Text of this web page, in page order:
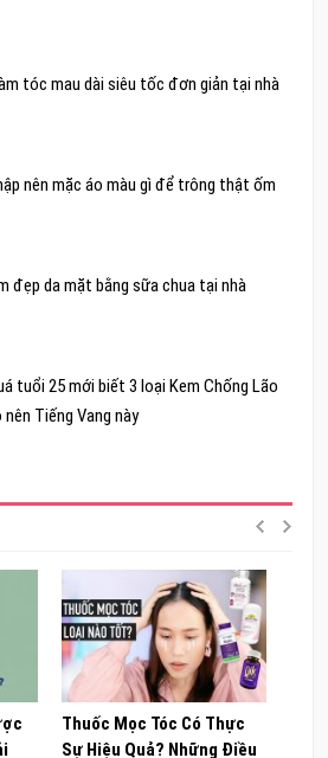
tóc mau dài siêu tốc đơn giản tại nhà
nên mặc áo màu gì để trông thật ốm
đẹp da mặt bằng sữa chua tại nhà
tuổi 25 mới biết 3 loại Kem Chống Lão
Tiếng Vang này
Thuốc Mọc Tóc Có Thực
Sự Hiệu Quả? Những Điều